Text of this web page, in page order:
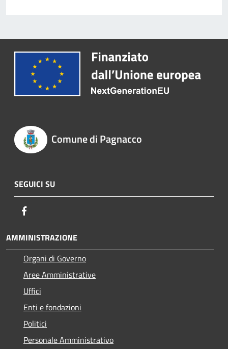
Comune di Pagnacco
SEGUICI SU
AMMINISTRAZIONE
Organi di Governo
Aree Amministrative
Uffici
Enti e fondazioni
Politici
Personale Amministrativo